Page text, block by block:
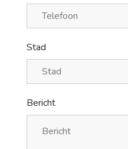
Stad
Bericht